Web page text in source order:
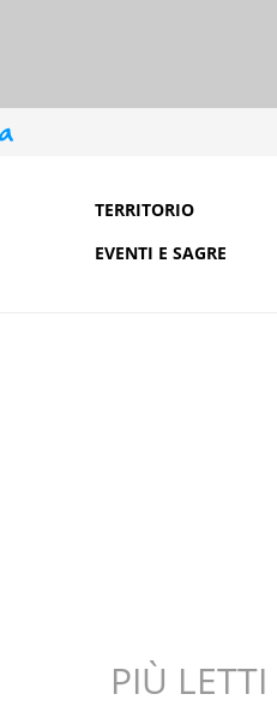
TERRITORIO
EVENTI E SAGRE
PIÙ LETTI